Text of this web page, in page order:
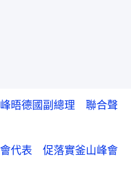
晤德國副總理 聯合聲
代表 促落實釜山峰會